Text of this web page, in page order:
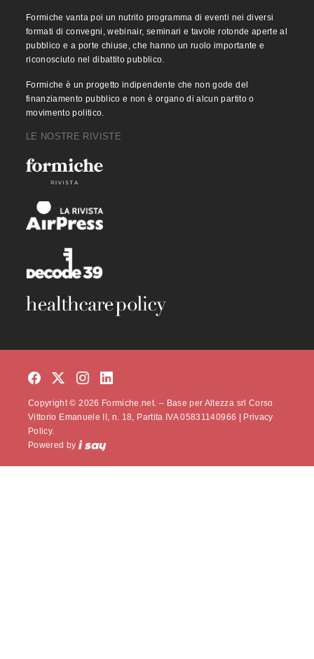
Formiche vanta poi un nutrito programma di eventi nei diversi
formati di convegni, webinair, seminari e tavole rotonde aperte al
pubblico e a porte chiuse, che hanno un ruolo importante e
riconosciuto nel dibattito pubblico.
Formiche è un progetto indipendente che non gode del
finanziamento pubblico e non è organo di alcun partito o
movimento politico.
LE NOSTRE RIVISTE
Copyright © 2026 Formiche.net. – Base per Altezza srl Corso
Vittorio Emanuele II, n. 18, Partita IVA 05831140966 | Privacy
Policy.
Powered by